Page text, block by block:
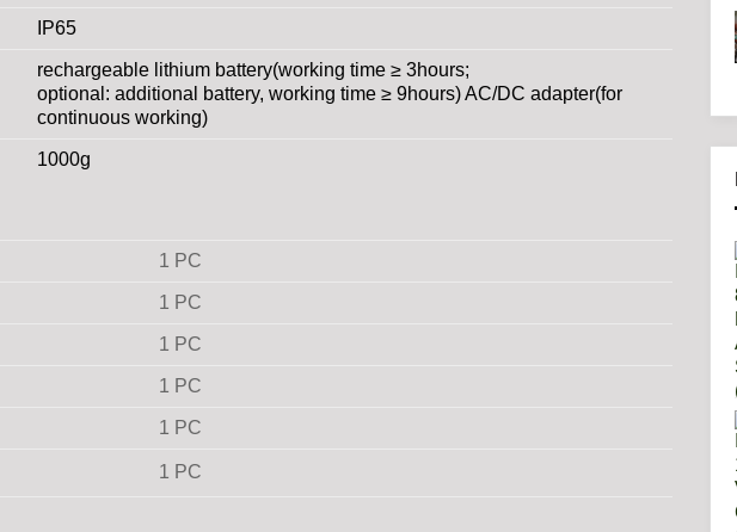
IP65
rechargeable lithium battery(working time ≥ 3hours;
optional: additional battery, working time ≥ 9hours) AC/DC adapter(for
continuous working)
1000g
1 PC
1 PC
1 PC
1 PC
1 PC
1 PC